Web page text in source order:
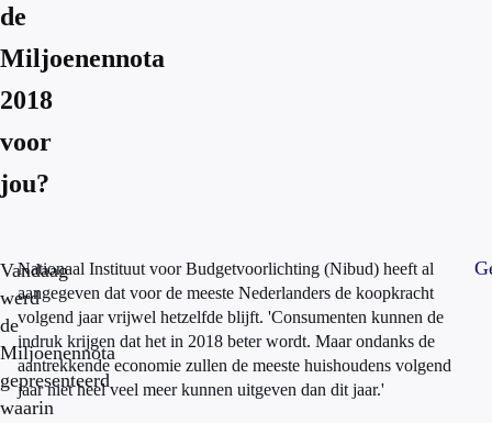
de
Miljoenennota
2018
voor
jou?
Vandaag
werd
de
Miljoenennota
gepresenteerd
waarin
Nationaal Instituut voor Budgetvoorlichting (Nibud) heeft al
aangegeven dat voor de meeste Nederlanders de koopkracht
volgend jaar vrijwel hetzelfde blijft. 'Consumenten kunnen de
indruk krijgen dat het in 2018 beter wordt. Maar ondanks de
aantrekkende economie zullen de meeste huishoudens volgend
jaar niet heel veel meer kunnen uitgeven dan dit jaar.'